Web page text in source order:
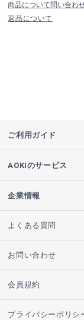
商品について問い合わ
返品について
ご利用ガイド
AOKIのサービス
企業情報
よくある質問
お問い合わせ
会員規約
プライバシーポリシ